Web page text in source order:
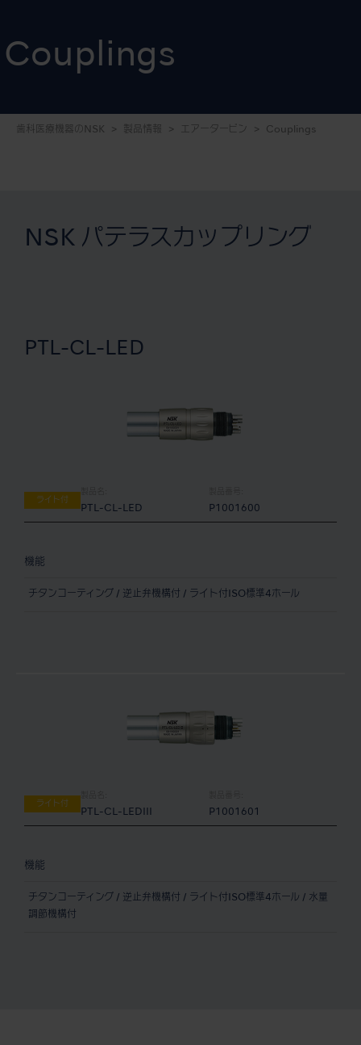
Couplings
歯科医療機器のNSK 製品情報 エアータービン Couplings
NSK パテラスカップリング
PTL-CL-LED
ライト付
PTL-CL-LED P1001600
機能
チタンコーティング / 逆止弁機構付 / ライト付ISO標準4ホール
ライト付
PTL-CL-LEDIII P1001601
機能
チタンコーティング / 逆止弁機構付 / ライト付ISO標準4ホール / 水量
調節機構付